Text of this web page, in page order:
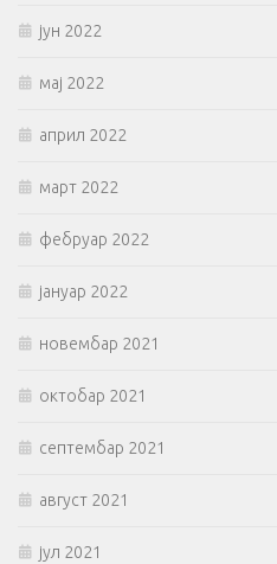
јун 2022
мај 2022
април 2022
март 2022
фебруар 2022
јануар 2022
новембар 2021
октобар 2021
септембар 2021
август 2021
јул 2021